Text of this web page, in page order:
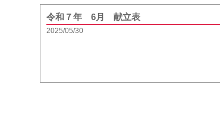
令和７年 6月 献立表
2025/05/30